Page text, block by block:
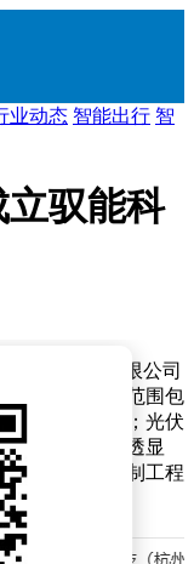
业动态 智能出行 智
驭能科
（杭州）有限公司
万元，经营范围包
设施器材制造；光伏
企查查股权穿透显
方电气自动控制工程